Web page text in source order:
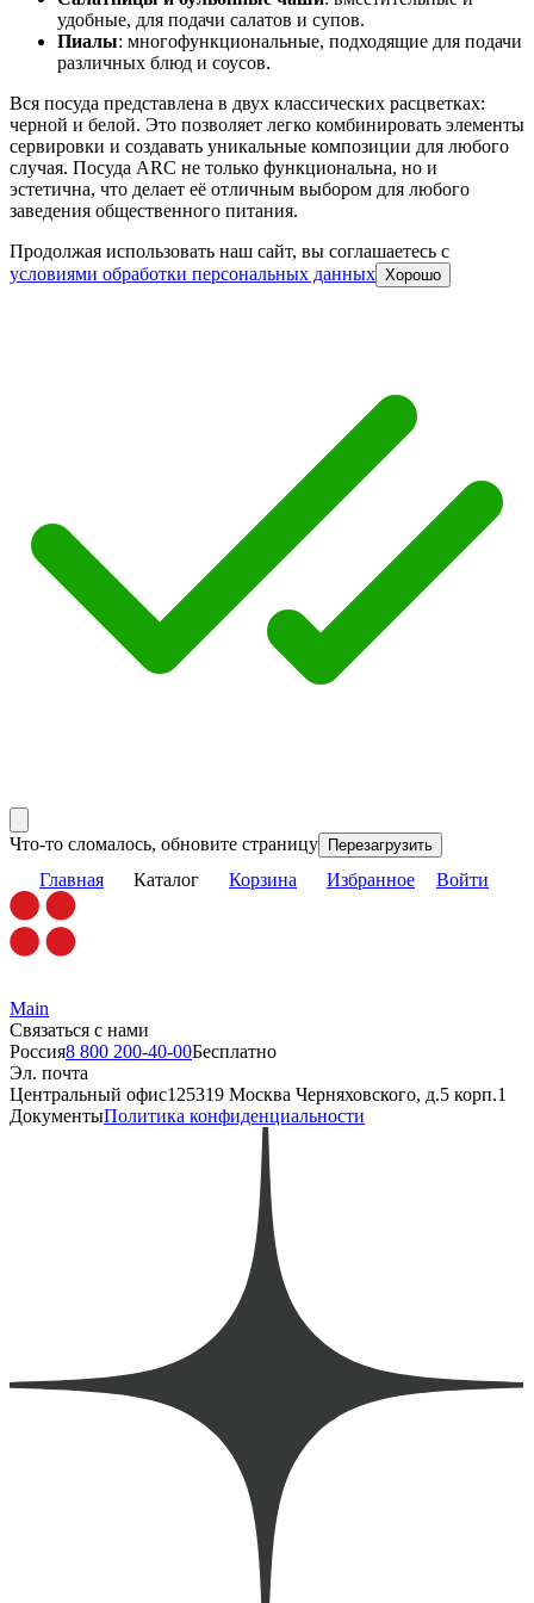
удобные, для подачи салатов и супов.
Пиалы: многофункциональные, подходящие для подачи
различных блюд и соусов.
Вся посуда представлена в двух классических расцветках:
черной и белой. Это позволяет легко комбинировать элементы
сервировки и создавать уникальные композиции для любого
случая. Посуда ARC не только функциональна, но и
эстетична, что делает её отличным выбором для любого
заведения общественного питания.
Продолжая использовать наш сайт, вы соглашаетесь c
условиями обработки персональных данных Хорошо
Что-то сломалось, обновите страницу Перезагрузить
Главная Каталог Корзина Избранное Войти
Main
Связаться с нами
Россия8 800 200-40-00Бесплатно
Эл. почта
Центральный офис125319 Москва Черняховского, д.5 корп.1
ДокументыПолитика конфиденциальности